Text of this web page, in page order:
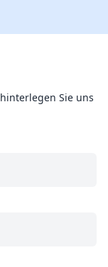
Sie uns